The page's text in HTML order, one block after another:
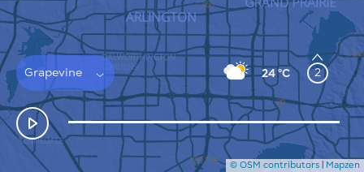
Grapevine 24 °C 2
API
FAQ
KONTAKT
© OSM contributors | Mapzen